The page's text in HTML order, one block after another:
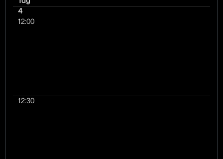
4
12:00
12:30